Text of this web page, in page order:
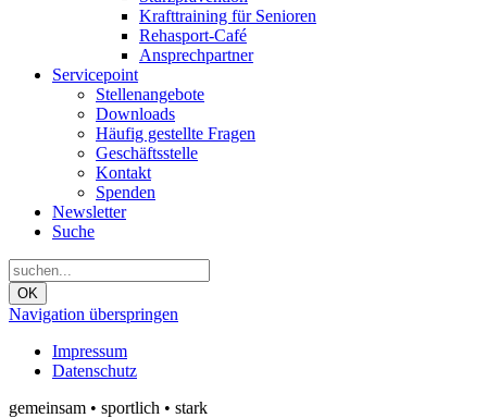
Krafttraining für Senioren
Rehasport-Café
Ansprechpartner
Servicepoint
Stellenangebote
Downloads
Häufig gestellte Fragen
Geschäftsstelle
Kontakt
Spenden
Newsletter
Suche
OK
Navigation überspringen
Impressum
Datenschutz
gemeinsam • sportlich • stark